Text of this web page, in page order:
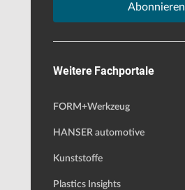
Abonnieren
Weitere Fachportale
FORM+Werkzeug
HANSER automotive
Kunststoffe
Plastics Insights